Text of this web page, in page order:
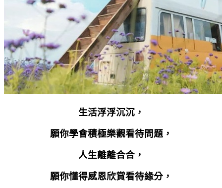
生活浮浮沉沉，
願你學會積極樂觀看待問題，
人生離離合合，
願你懂得感恩欣賞看待緣分，